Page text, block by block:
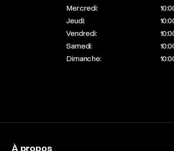
Mercredi:
Jeudi:
Vendredi:
Samedi:
Dimanche:
À propos